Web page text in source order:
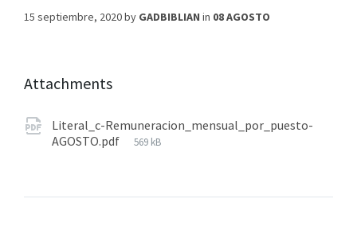
15 septiembre, 2020by GADBIBLIAN in 08 AGOSTO
Attachments
Literal_c-Remuneracion_mensual_por_puesto-
AGOSTO.pdf
569 kB